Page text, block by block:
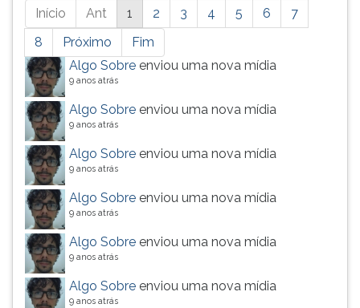
Está
página
possui
mais
resultados,
pressione
tab
ENTER
para
ir
a
próxima
página.
Início Ant 1 2 3 4 5 6
7
8
Próximo
Fim
Algo Sobre enviou uma nova mídia
9 anos atrás
Algo Sobre enviou uma nova mídia
9 anos atrás
Algo Sobre enviou uma nova mídia
9 anos atrás
Algo Sobre enviou uma nova mídia
9 anos atrás
Algo Sobre enviou uma nova mídia
9 anos atrás
Algo Sobre enviou uma nova mídia
9 anos atrás